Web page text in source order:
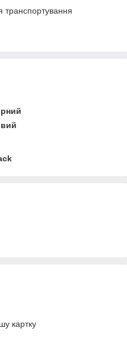
транспортування
картку